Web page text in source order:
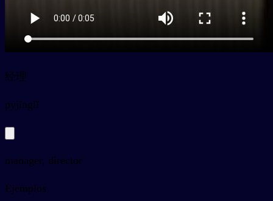
经理
pyjīnglǐ
manager, director
Ejemplos